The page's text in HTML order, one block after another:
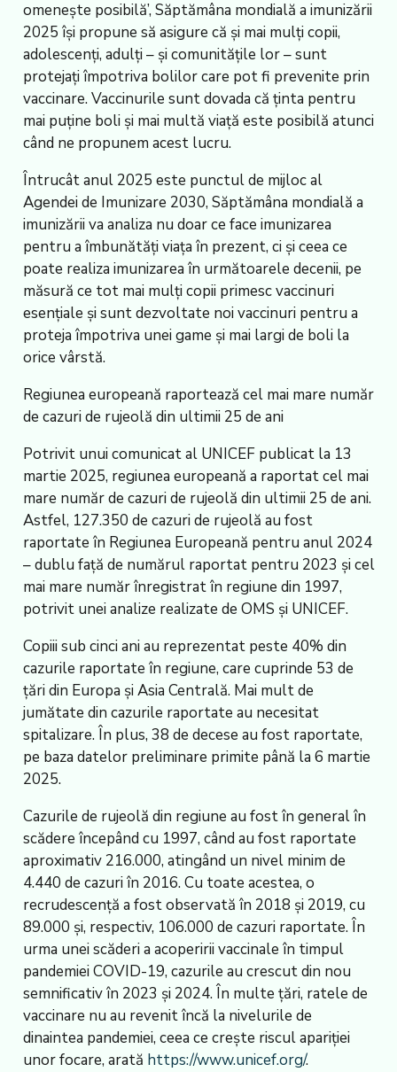
omenește posibilă’, Săptămâna mondială a imunizării
2025 își propune să asigure că și mai mulți copii,
adolescenți, adulți – și comunitățile lor – sunt
protejați împotriva bolilor care pot fi prevenite prin
vaccinare. Vaccinurile sunt dovada că ținta pentru
mai puține boli și mai multă viață este posibilă atunci
când ne propunem acest lucru.
Întrucât anul 2025 este punctul de mijloc al
Agendei de Imunizare 2030, Săptămâna mondială a
imunizării va analiza nu doar ce face imunizarea
pentru a îmbunătăți viața în prezent, ci și ceea ce
poate realiza imunizarea în următoarele decenii, pe
măsură ce tot mai mulți copii primesc vaccinuri
esențiale și sunt dezvoltate noi vaccinuri pentru a
proteja împotriva unei game și mai largi de boli la
orice vârstă.
Regiunea europeană raportează cel mai mare număr
de cazuri de rujeolă din ultimii 25 de ani
Potrivit unui comunicat al UNICEF publicat la 13
martie 2025, regiunea europeană a raportat cel mai
mare număr de cazuri de rujeolă din ultimii 25 de ani.
Astfel, 127.350 de cazuri de rujeolă au fost
raportate în Regiunea Europeană pentru anul 2024
– dublu față de numărul raportat pentru 2023 și cel
mai mare număr înregistrat în regiune din 1997,
potrivit unei analize realizate de OMS și UNICEF.
Copiii sub cinci ani au reprezentat peste 40% din
cazurile raportate în regiune, care cuprinde 53 de
țări din Europa și Asia Centrală. Mai mult de
jumătate din cazurile raportate au necesitat
spitalizare. În plus, 38 de decese au fost raportate,
pe baza datelor preliminare primite până la 6 martie
2025.
Cazurile de rujeolă din regiune au fost în general în
scădere începând cu 1997, când au fost raportate
aproximativ 216.000, atingând un nivel minim de
4.440 de cazuri în 2016. Cu toate acestea, o
recrudescență a fost observată în 2018 și 2019, cu
89.000 și, respectiv, 106.000 de cazuri raportate. În
urma unei scăderi a acoperirii vaccinale în timpul
pandemiei COVID-19, cazurile au crescut din nou
semnificativ în 2023 și 2024. În multe țări, ratele de
vaccinare nu au revenit încă la nivelurile de
dinaintea pandemiei, ceea ce crește riscul apariției
unor focare, arată https://www.unicef.org/.